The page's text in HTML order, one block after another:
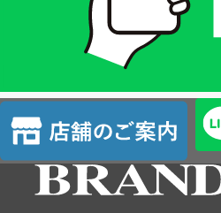
査
定
店
舗
の